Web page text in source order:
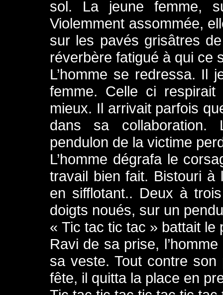
sol. La jeune femme,
Violemment assommée,
sur les pavés grisâtres
réverbère fatigué à qui ce
L’homme se redressa. Il
femme. Celle ci
mieux. Il arrivait parfois
dans sa collaboration.
pendulon de la victime
L’homme dégrafa le
travail bien fait. Bistouri à
en sifflotant.. Deux à
doigts noués, sur un
« Tic tac tic tac » battait le
Ravi de sa prise,
sa veste. Tout contre
fête, il quitta la place en